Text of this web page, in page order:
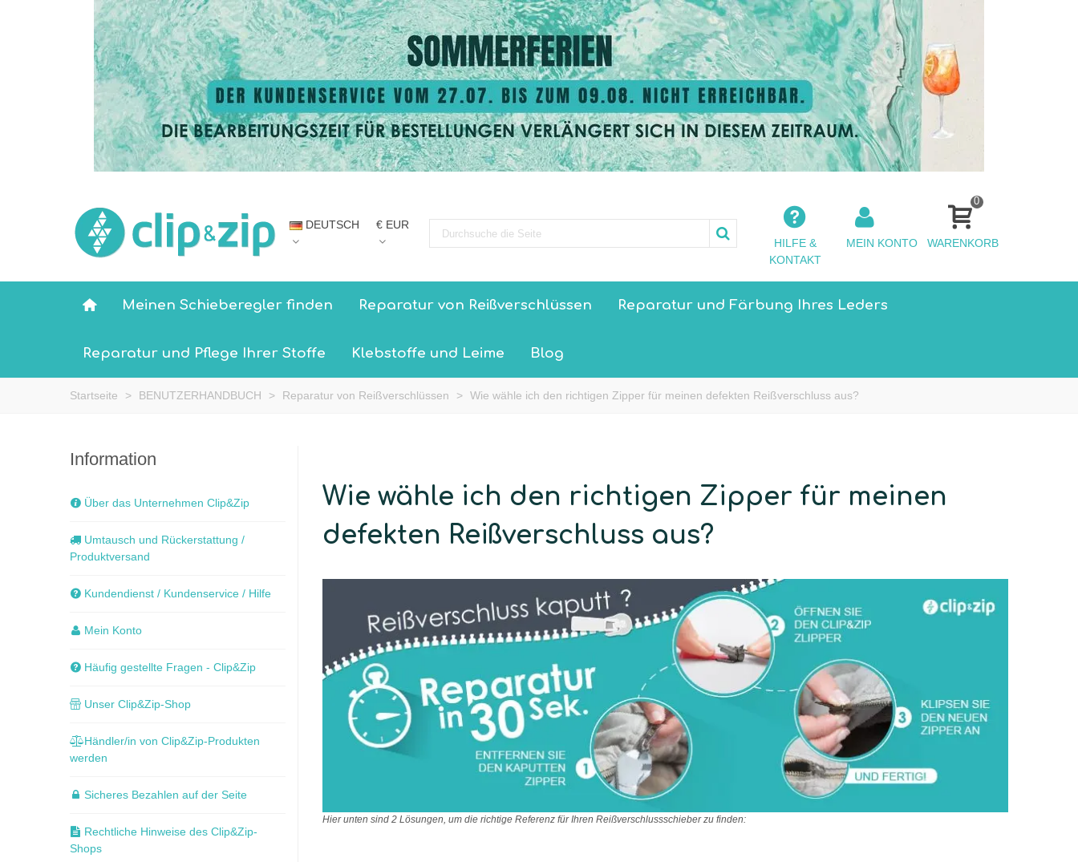
DEUTSCH
€ EUR
HILFE &
KONTAKT
MEIN KONTO
0
WARENKORB
Meinen Schieberegler finden Reparatur von Reißverschlüssen Reparatur und Färbung Ihres Leders
Reparatur und Pflege Ihrer Stoffe Klebstoffe und Leime Blog
Startseite > BENUTZERHANDBUCH > Reparatur von Reißverschlüssen > Wie wähle ich den richtigen Zipper für meinen defekten Reißverschluss aus?
Information
Über das Unternehmen Clip&Zip
Umtausch und Rückerstattung /
Produktversand
Kundendienst / Kundenservice / Hilfe
Mein Konto
Häufig gestellte Fragen - Clip&Zip
Unser Clip&Zip-Shop
Händler/in von Clip&Zip-Produkten
werden
Sicheres Bezahlen auf der Seite
Rechtliche Hinweise des Clip&Zip-
Shops
Wie wähle ich den richtigen Zipper für meinen
defekten Reißverschluss aus?
Hier unten sind 2 Lösungen, um die richtige Referenz für Ihren Reißverschlussschieber zu finden: